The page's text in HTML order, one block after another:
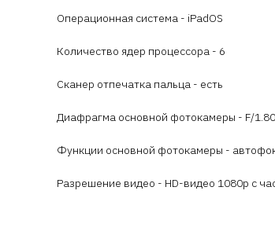
Операционная система - iPadOS
Количество ядер процессора - 6
Сканер отпечатка пальца - есть
Диафрагма основной фотокамеры - F/1.80
Функции основной фотокамеры -
Разрешение видео - HD-видео 1080p с